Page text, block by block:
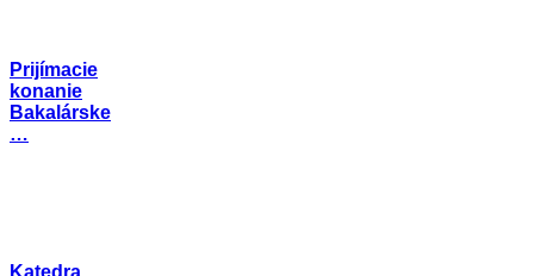
Prijímacie
konanie
Bakalárske
…